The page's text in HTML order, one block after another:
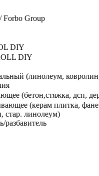
Group
DIY
DIY
(линолеум,
(бетон,стяжка, дсп,
(керам плитка,
стар. линолеум)
разбавитель